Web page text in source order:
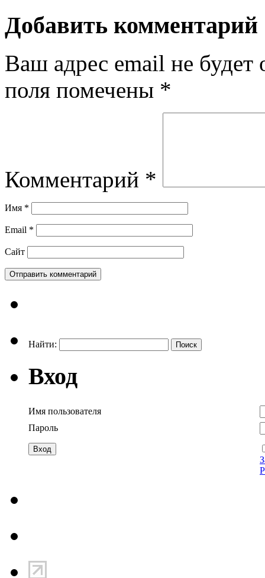
Добавить комментарий
Ваш адрес email не будет
поля помечены *
Комментарий *
Имя *
Email *
Сайт
Найти:
Вход
Имя пользователя
Пароль